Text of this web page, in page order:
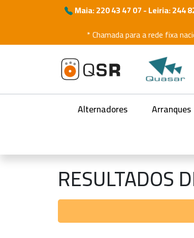
Maia: 220 43 47 07 - Leiria: 244
* Chamada para a rede fixa
Alternadores Arranques
RESULTADOS